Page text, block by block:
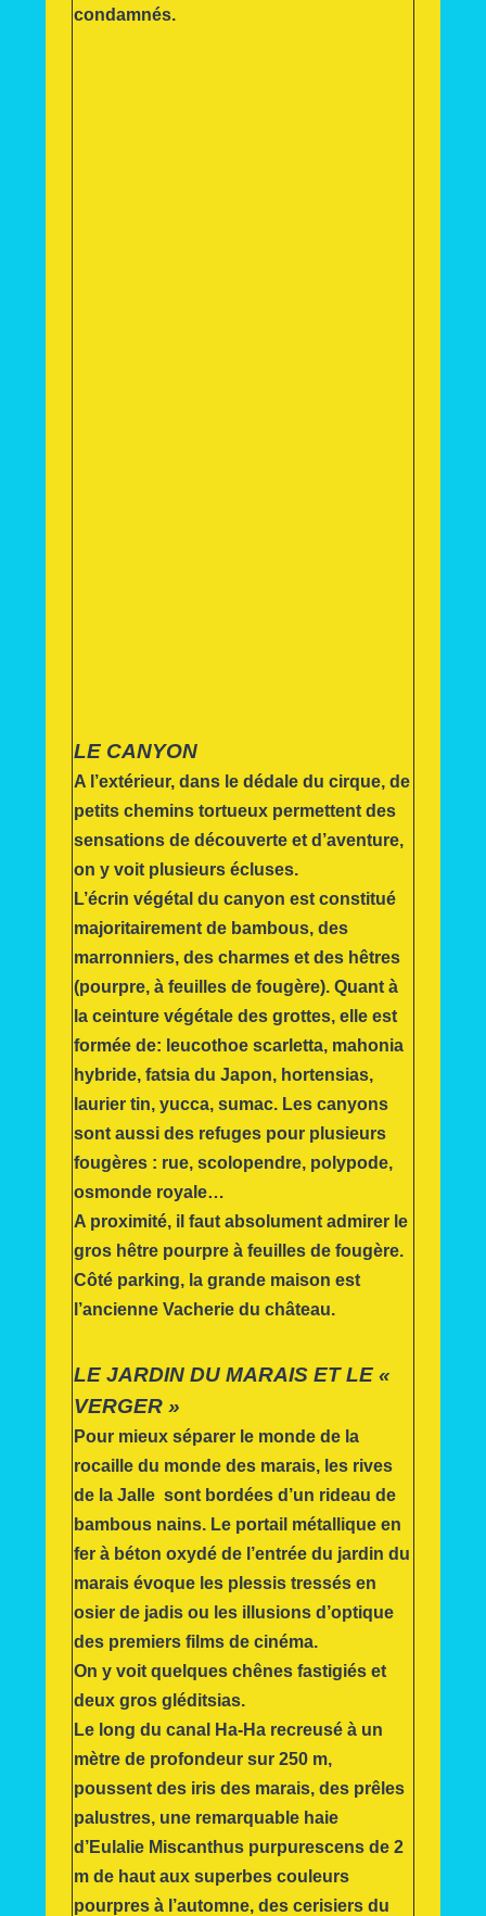
condamnés.
LE CANYON
A l’extérieur, dans le dédale du cirque, de
petits chemins tortueux permettent des
sensations de découverte et d’aventure,
on y voit plusieurs écluses.
L’écrin végétal du canyon est constitué
majoritairement de bambous, des
marronniers, des charmes et des hêtres
(pourpre, à feuilles de fougère). Quant à
la ceinture végétale des grottes, elle est
formée de: leucothoe scarletta, mahonia
hybride, fatsia du Japon, hortensias,
laurier tin, yucca, sumac. Les canyons
sont aussi des refuges pour plusieurs
fougères : rue, scolopendre, polypode,
osmonde royale…
A proximité, il faut absolument admirer le
gros hêtre pourpre à feuilles de fougère.
Côté parking, la grande maison est
l’ancienne Vacherie du château.
LE JARDIN DU MARAIS ET LE «
VERGER »
Pour mieux séparer le monde de la
rocaille du monde des marais, les rives
de la Jalle sont bordées d’un rideau de
bambous nains. Le portail métallique en
fer à béton oxydé de l’entrée du jardin du
marais évoque les plessis tressés en
osier de jadis ou les illusions d’optique
des premiers films de cinéma.
On y voit quelques chênes fastigiés et
deux gros gléditsias.
Le long du canal Ha-Ha recreusé à un
mètre de profondeur sur 250 m,
poussent des iris des marais, des prêles
palustres, une remarquable haie
d’Eulalie Miscanthus purpurescens de 2
m de haut aux superbes couleurs
pourpres à l’automne, des cerisiers du